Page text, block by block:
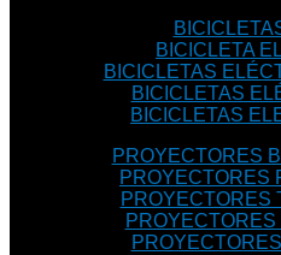
BICICLETA
BICICLETAS
BICICLETAS
BICICLETAS
PROYECTORES
PROYECTORES
PROYECTORES